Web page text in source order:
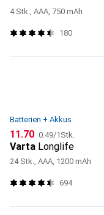
4 Stk., AAA, 750 mAh
180
Batterien + Akkus
CHF
11.70 CHF
0.49/1Stk.
Varta Longlife
24 Stk., AAA, 1200 mAh
694